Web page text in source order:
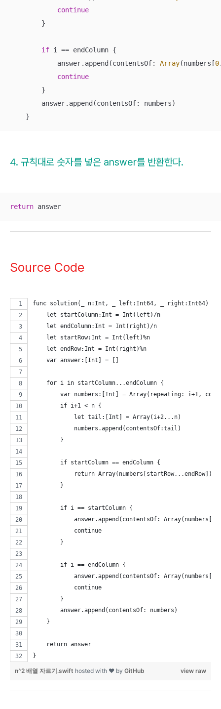
continue
        }
if i == endColumn {
            answer.append(contentsOf:
Array(numbers[0
continue
        }
        answer.append(contentsOf: numbers)
    }
4. 규칙대로 숫자를 넣은 answer를 반환한다.
return answer
Source Code
func solution(_ n:Int, _ left:Int64, _ right:Int64) -
    let startColumn:Int = Int(left)/n
    let endColumn:Int = Int(right)/n
    let startRow:Int = Int(left)%n
    let endRow:Int = Int(right)%n
    var answer:[Int] = []
    for i in startColumn...endColumn {
var numbers:[Int] = Array(repeating: i+1,
        if i+1 < n {
            let tail:[Int] = Array(i+2...n)
            numbers.append(contentsOf:tail)
        }
        if startColumn == endColumn {
            return Array(numbers[startRow...endRow])
        }
        if i == startColumn {
answer.append(contentsOf:
            continue
        }
        if i == endColumn {
answer.append(contentsOf:
            continue
        }
        answer.append(contentsOf: numbers)
    }
    return answer
}
view raw
n^2 배열 자르기.swift hosted with ❤ by GitHub